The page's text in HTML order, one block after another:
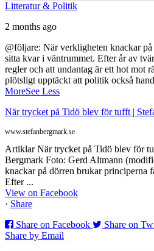
Litteratur & Politik
2 months ago
@följare: När verkligheten knackar
sitta kvar i väntrummet. Efter år av
regler och att undantag är ett hot mot
plötsligt upptäckt att politik också
MoreSee Less
När trycket på Tidö blev för tufft |
www.stefanbergmark.se
Artiklar När trycket på Tidö blev för
Bergmark Foto: Gerd Altmann
knackar på dörren brukar principerna
Efter ...
View on Facebook
· Share
Share on Facebook
Share on
Share by Email